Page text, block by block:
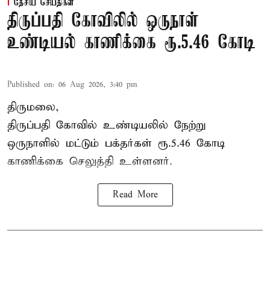
தேசிய செய்திகள்
திருப்பதி கோவிலில் ஒருநாள்
உண்டியல் காணிக்கை ரூ.5.46 கோடி
Published on: 06 Aug 2026, 3:40 pm
திருமலை,
திருப்பதி கோவில் உண்டியலில் நேற்று
ஒருநாளில் மட்டும் பக்தர்கள் ரூ.5.46 கோடி
காணிக்கை செலுத்தி உள்ளனர்.
Read More